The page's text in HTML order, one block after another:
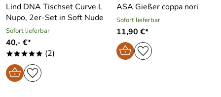
Lind DNA Tischset Curve L
Nupo, 2er-Set in Soft Nude
Sofort lieferbar
40,- €*
***** (2)
ASA Gießer coppa nori
Sofort lieferbar
11,90 €*